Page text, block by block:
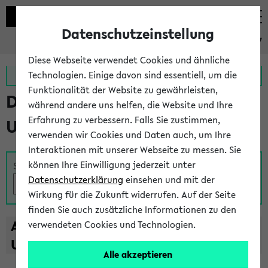
eKVV
Zur MeineUni App Zum MeineUni Portal
Das Lehrangebot der
Universität Bielefeld
Suche
A B C D E F G H I J K L M N O
U
V W X Y
Z
Datenschutzeinstellung
Diese Webseite verwendet Cookies und ähnliche
Technologien. Einige davon sind essentiell, um die
Funktionalität der Website zu gewährleisten,
während andere uns helfen, die Website und Ihre
Erfahrung zu verbessern. Falls Sie zustimmen,
verwenden wir Cookies und Daten auch, um Ihre
Interaktionen mit unserer Webseite zu messen. Sie
können Ihre Einwilligung jederzeit unter
Datenschutzerklärung einsehen und mit der
Wirkung für die Zukunft widerrufen. Auf der Seite
finden Sie auch zusätzliche Informationen zu den
verwendeten Cookies und Technologien.
Alle akzeptieren